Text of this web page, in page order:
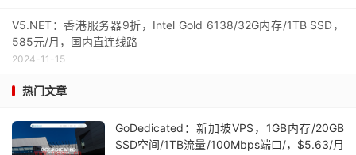
V5.NET：香港服务器9折，Intel Gold 6138/32G内存/1TB SSD，
585元/月，国内直连线路
2024-11-15
热门文章
GoDedicated：新加坡VPS，1GB内存/20GB
SSD空间/1TB流量/100Mbps端口/，$5.63/月